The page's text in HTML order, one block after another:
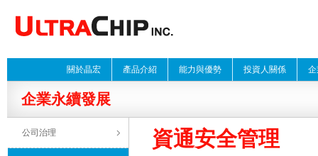
關於晶宏 產品介紹 能力與優勢 投資人關係
企業永續發展
公司治理 資通安全管理